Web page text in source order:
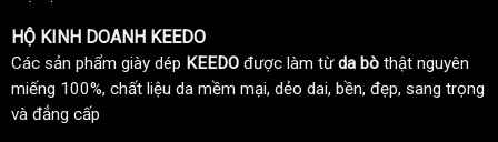
HỘ KINH DOANH KEEDO
Các sản phẩm giày dép KEEDO được làm từda bò thật nguyên
miếng 100%, chất liệu da mềm mại, dẻo dai, bền, đẹp, sang trọng
và đẳng cấp